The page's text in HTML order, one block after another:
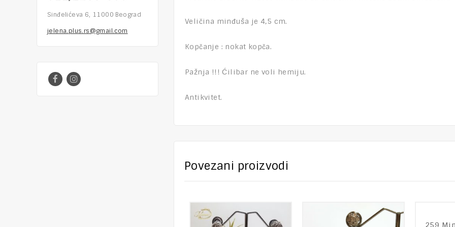
Veličina minđuša je 4,5 cm.
Kopčanje : nokat kopča.
Pažnja !!! Ćilibar ne voli hemiju.
Antikvitet.
Povezani proizvodi
259
Sinđelićeva 6, 11000 Beograd
jelena.plus.rs@gmail.com